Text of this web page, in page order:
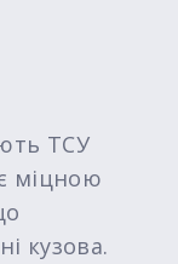
ТСУ
міцною
кузова.